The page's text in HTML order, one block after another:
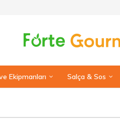
Ekipmanları Salça & Sos